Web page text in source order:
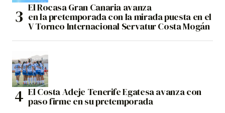
El Rocasa Gran Canaria avanza
en la pretemporada con la mirada puesta en el
V Torneo Internacional Servatur Costa Mogán
El Costa Adeje Tenerife Egatesa avanza con
paso firme en su pretemporada